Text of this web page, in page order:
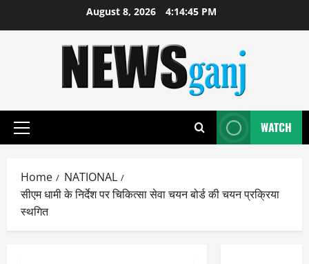
August 8, 2026 4:14:46 PM
Primary
WATCH
Home
NATIONAL
सीएम धामी के निर्देश पर चिकित्सा सेवा चयन बोर्ड की चयन प्रक्रिया
स्थगित